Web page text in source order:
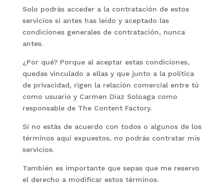
Solo podrás acceder a la contratación de estos
servicios si antes has leído y aceptado las
condiciones generales de contratación, nunca
antes.
¿Por qué? Porque al aceptar estas condiciones,
quedas vinculado a ellas y que junto a la política
de privacidad, rigen la relación comercial entre tú
como usuario y Carmen Díaz Soloaga como
responsable de The Content Factory.
Si no estás de acuerdo con todos o algunos de los
términos aquí expuestos, no podrás contratar mis
servicios.
También es importante que sepas que me reservo
el derecho a modificar estos términos.